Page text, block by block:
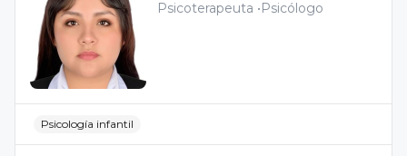
Psicoterapeuta Psicólogo
Psicología infantil